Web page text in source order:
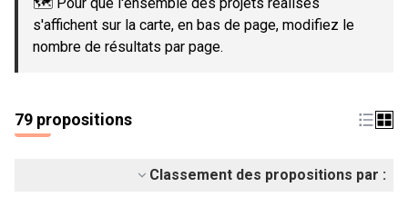
s'affichent sur la carte, en bas de page, modifiez le
nombre de résultats par page.
79 propositions
Classement des propositions par :